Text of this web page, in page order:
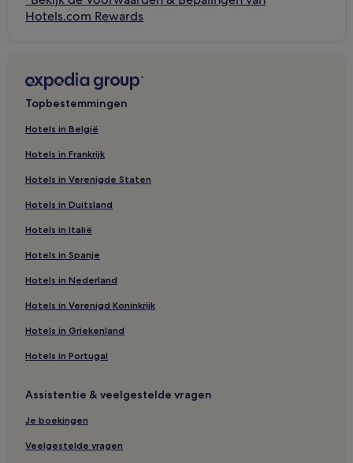
Hotels.com Rewards
Topbestemmingen
Hotels in België
Hotels in Frankrijk
Hotels in Verenigde Staten
Hotels in Duitsland
Hotels in Italië
Hotels in Spanje
Hotels in Nederland
Hotels in Verenigd Koninkrijk
Hotels in Griekenland
Hotels in Portugal
Assistentie & veelgestelde vragen
Je boekingen
Veelgestelde vragen